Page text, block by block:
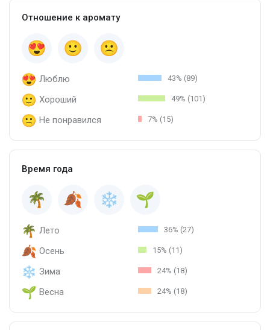
Отношение к аромату
Люблю 43% (89)
Хороший 49% (101)
Не понравился 7% (15)
Время года
Лето 36% (27)
Осень 15% (11)
Зима 24% (18)
Весна 24% (18)